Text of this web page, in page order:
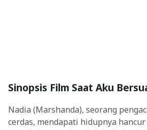
Sinopsis Film Saat Aku
Nadia (Marshanda), seorang
cerdas, mendapati hidupnya